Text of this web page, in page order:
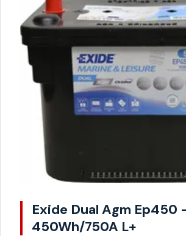
Exide Dual Agm Ep450
450Wh/750A L+